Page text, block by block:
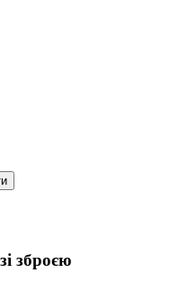
зброєю